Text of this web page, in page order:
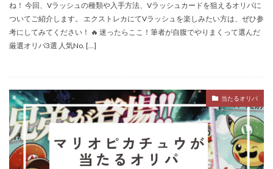
ね！ 今回、Vラッシュの種類や入手方法、Vラッシュカードを狙えるオリパに
ついてご紹介します。 エクストレカにてVラッシュを楽しみたい方は、ぜひ参
考にしてみてください！ 🔥 迷ったらここ！筆者が自腹でやりまくって選んだ
厳選オリパ3選 人気No. […]
当たるオリパ